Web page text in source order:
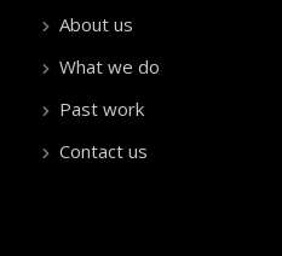
About us
What we do
Past work
Contact us